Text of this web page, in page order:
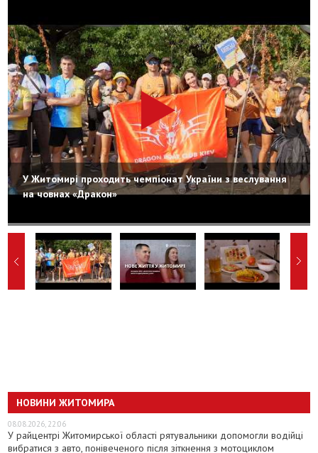
У Житомирі проходить чемпіонат України з веслування
на човнах «Дракон»
НОВИНИ ЖИТОМИРА
08.08.2026, 22:06
У райцентрі Житомирської області рятувальники допомогли водійці
вибратися з авто, понівеченого після зіткнення з мотоциклом